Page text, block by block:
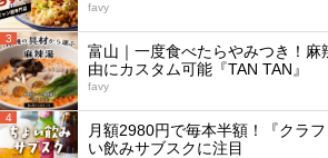
favy
3
富山｜一度食べたらやみつき！麻
由にカスタム可能『TAN TAN』
favy
4
月額2980円で毎本半額！『クラ
い飲みサブスクに注目